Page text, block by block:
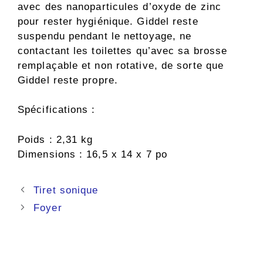
avec des nanoparticules d’oxyde de zinc
pour rester hygiénique. Giddel reste
suspendu pendant le nettoyage, ne
contactant les toilettes qu’avec sa brosse
remplaçable et non rotative, de sorte que
Giddel reste propre.
Spécifications :
Poids : 2,31 kg
Dimensions : 16,5 x 14 x 7 po
Navigation
des
Tiret sonique
Foyer